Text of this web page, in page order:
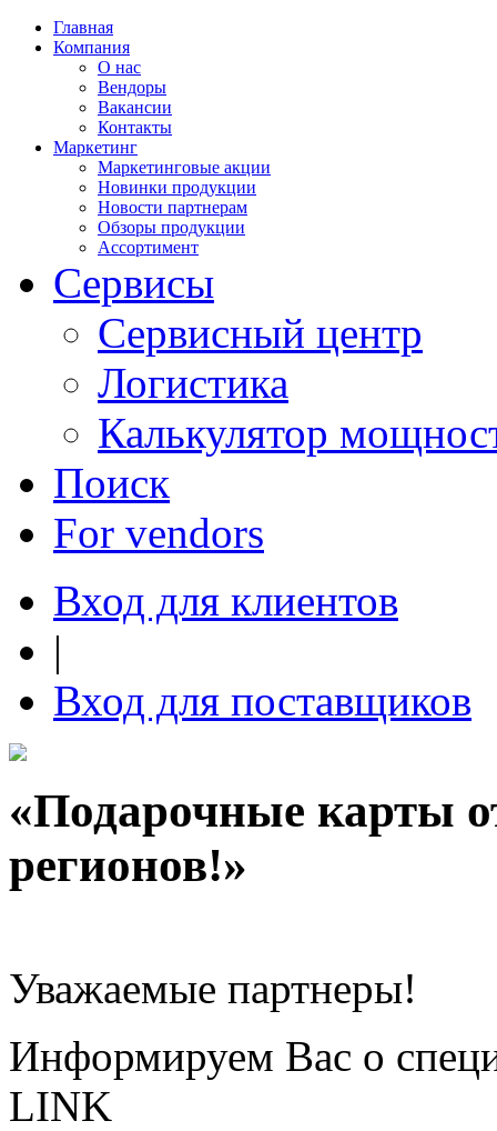
Главная
Компания
О нас
Вендоры
Вакансии
Контакты
Маркетинг
Маркетинговые акции
Новинки продукции
Новости партнерам
Обзоры продукции
Ассортимент
Сервисы
Сервисный центр
Логистика
Калькулятор
Поиск
For vendors
Вход для клиентов
|
Вход для поставщиков
«Подарочные карты
регионов!»
Уважаемые партнеры!
Информируем Вас о
LINK